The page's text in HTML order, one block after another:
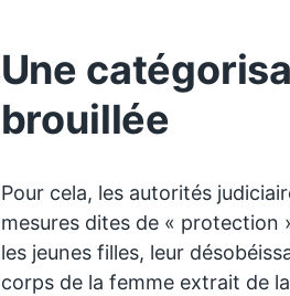
Une
brouillée
Pour cela, les autorités
mesures dites de «
les jeunes filles, leur
corps de la femme extrait de